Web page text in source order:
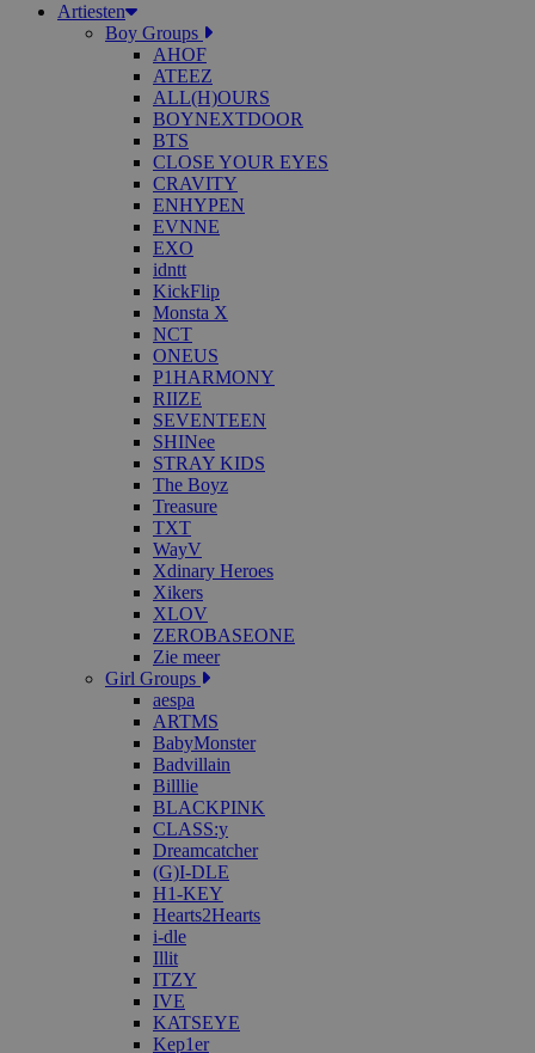
Artiesten
Boy Groups
AHOF
ATEEZ
ALL(H)OURS
BOYNEXTDOOR
BTS
CLOSE YOUR EYES
CRAVITY
ENHYPEN
EVNNE
EXO
idntt
KickFlip
Monsta X
NCT
ONEUS
P1HARMONY
RIIZE
SEVENTEEN
SHINee
STRAY KIDS
The Boyz
Treasure
TXT
WayV
Xdinary Heroes
Xikers
XLOV
ZEROBASEONE
Zie meer
Girl Groups
aespa
ARTMS
BabyMonster
Badvillain
Billlie
BLACKPINK
CLASS:y
Dreamcatcher
(G)I-DLE
H1-KEY
Hearts2Hearts
i-dle
Illit
ITZY
IVE
KATSEYE
Kep1er